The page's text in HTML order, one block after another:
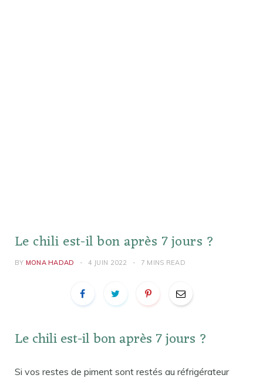
Le chili est-il bon après 7 jours ?
BY MONA HADAD 4 JUIN 2022 7 MINS READ
Le chili est-il bon après 7 jours ?
Si vos restes de piment sont restés au réfrigérateur